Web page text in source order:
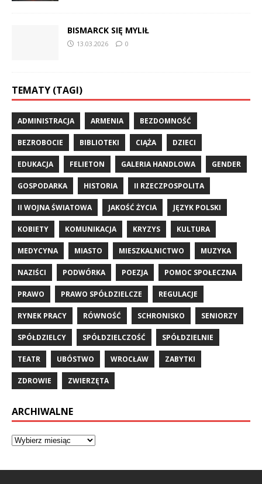
BISMARCK SIĘ MYLIŁ
13.03.2026 0
TEMATY (TAGI)
ADMINISTRACJA ARMENIA BEZDOMNOŚĆ
BEZROBOCIE BIBLIOTEKI CIĄŻA DZIECI
EDUKACJA FELIETON GALERIA HANDLOWA GENDER
GOSPODARKA HISTORIA II RZECZPOSPOLITA
II WOJNA ŚWIATOWA JAKOŚĆ ŻYCIA JĘZYK POLSKI
KOBIETY KOMUNIKACJA KRYZYS KULTURA
MEDYCYNA MIASTO MIESZKALNICTWO MUZYKA
NAZIŚCI PODWÓRKA POEZJA POMOC SPOŁECZNA
PRAWO PRAWO SPÓŁDZIELCZE REGULACJE
RYNEK PRACY RÓWNOŚĆ SCHRONISKO SENIORZY
SPÓŁDZIELCY SPÓŁDZIELCZOŚĆ SPÓŁDZIELNIE
TEATR UBÓSTWO WROCŁAW ZABYTKI
ZDROWIE ZWIERZĘTA
ARCHIWALNE